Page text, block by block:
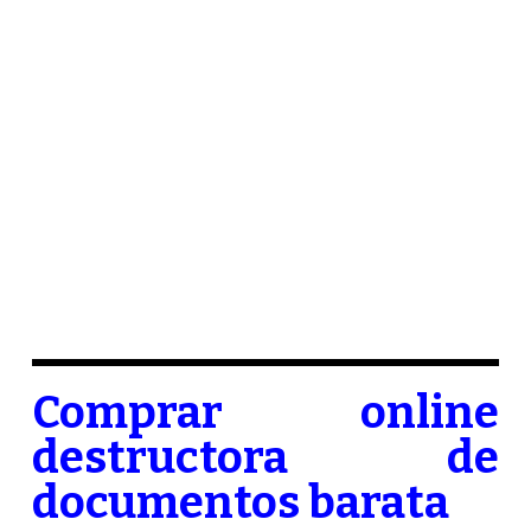
Comprar online
destructora de
documentos barata